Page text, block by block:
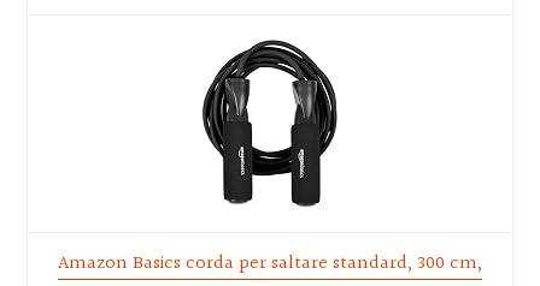
Amazon Basics corda per saltare standard, 300 cm,